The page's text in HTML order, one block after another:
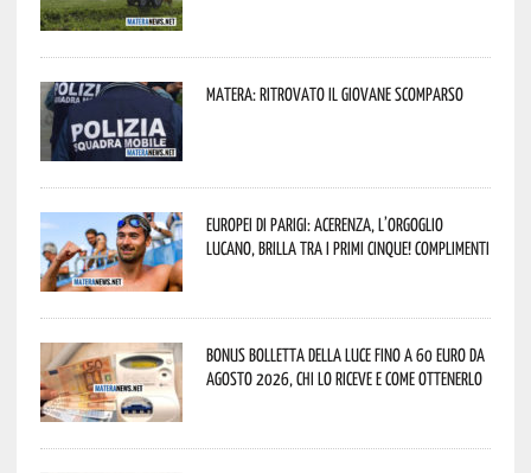
Matera: ritrovato il giovane scomparso
Europei di Parigi: Acerenza, l’orgoglio
lucano, brilla tra i primi cinque! Complimenti
Bonus bolletta della luce fino a 60 euro da
agosto 2026, chi lo riceve e come ottenerlo